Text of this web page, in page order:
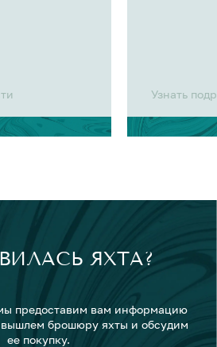
Узнать
ЯХТА?
предоставим вам информацию
брошюру яхты и обсудим
ее покупку.